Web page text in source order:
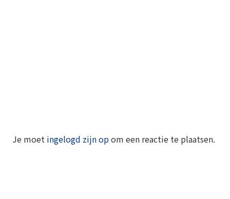
Je moet ingelogd zijn opom een reactie te plaatsen.